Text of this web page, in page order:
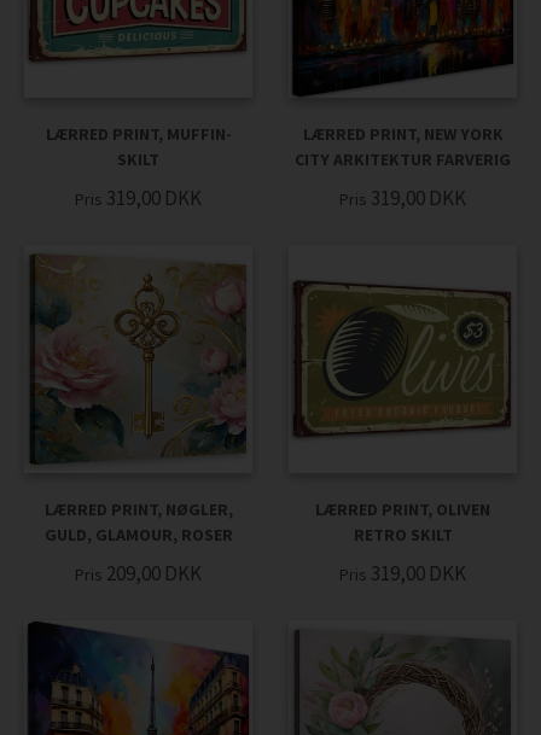
LÆRRED PRINT, MUFFIN-
SKILT
Pris 319,00 DKK
LÆRRED PRINT, NEW YORK
CITY ARKITEKTUR FARVERIG
Pris 319,00 DKK
LÆRRED PRINT, NØGLER,
GULD, GLAMOUR, ROSER
Pris 209,00 DKK
LÆRRED PRINT, OLIVEN
RETRO SKILT
Pris 319,00 DKK